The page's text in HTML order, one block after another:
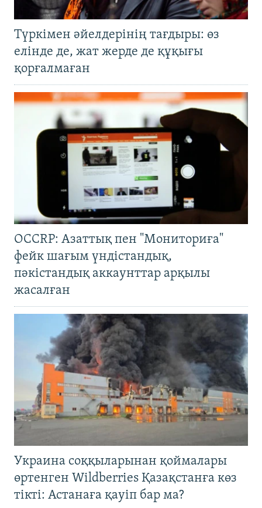
Түркімен әйелдерінің тағдыры: өз
елінде де, жат жерде де құқығы
қорғалмаған
OCCRP: Азаттық пен "Мониториға"
фейк шағым үндістандық,
пәкістандық аккаунттар арқылы
жасалған
Украина соққыларынан қоймалары
өртенген Wildberries Қазақстанға көз
тікті: Астанаға қауіп бар ма?